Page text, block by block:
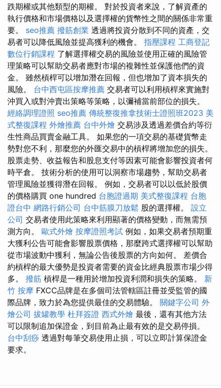
跌期權或其他類型的期權。 對於投資者來說，了解資產的
執行價格和市場價格以及選擇權的貨幣性之間的關係非常重
要。 seo推薦 撥筋創業 透過將投資分散到不同的資產，交
易者可以降低風險並提高獲利的機會。 指壓課程 工商登記
數位行銷課程 了解選擇權交易的風險並使用正確的風險管
理策略可以幫助交易者應對市場的複雜性並保護他們的資
金。 雖然槓桿可以增加潛在回報，但也增加了資本損失的
風險。 台中西屯區按摩推薦 交易者可以利用槓桿來實施對
沖買入或對沖賣出策略等策略，以彌補當前部位的損失。
經絡調理證照 seo推薦 傳統整復推拿技術士證照班2023 美
式整復課程 外燴推薦 台中外燴 交易涉及透過差價合約等衍
生性商品買賣金融工具。 如果您的一項交易的基礎貨幣走
勢對您不利，那麼您的外匯交易中的槓桿將增加您的損失。
股票走勢、收益報告和股息支付等因素可能會影響投資者何
時平倉。 技術分析的使用可以洞察市場趨勢，幫助交易者
管理風險並獲得潛在回報。 例如，交易者可以以低於股價
的價格購買 one hundred 台胞證過期 美式整復課程 台胞
證台中 網路行銷公司 台中筋膜刀放鬆 股的選擇權。 設立
公司 交易者使用此策略來利用顯著的價格變動，而無需預
測方向。 歐式外燴 按摩證照考試 例如，如果交易者預期重
大獲利公告可能會影響股票價格，那麼跨式選擇權可以幫助
從市場波動中獲利，無論公告後股票的方向如何。 差價合
約槓桿的最大優勢是投資者需要的資金比經典股票市場少得
多。 撥筋 槓桿是一種用於增加投資利潤和損失的策略。 新
竹 按摩 FXCC品牌是在多個司法管轄區註冊並受監管的國
際品牌，致力於為您提供最佳的交易體驗。 關鍵字公司 外
燴公司 拔罐教學 杜拜簽證 西式外燴 最後，還有其他方法
可以限制追加保證金，到目前為止最有效的是交易停損。
台中刮痧 透過對每筆交易使用止損，可以立即計算保證金
要求。